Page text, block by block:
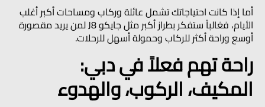
أما إذا كانت احتياجاتك تشملعائلة وركاب ومساحات أكبرأغلب
الأيام، فغالباً ستفكر بطراز أكبر مثلجايكو J8 لمن يريد مقصورة
أوسع وراحة أكثر للركاب وحمولة أسهل للرحلات.
راحة تهم فعلاً في دبي:
المكيف، الركوب، والهدوء